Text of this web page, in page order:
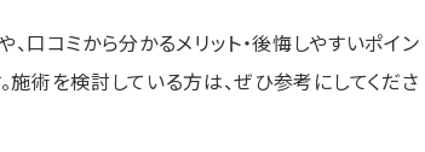
口コミから分かるメリット・後悔しやすいポイン
施術を検討している方は、ぜひ参考にしてくださ